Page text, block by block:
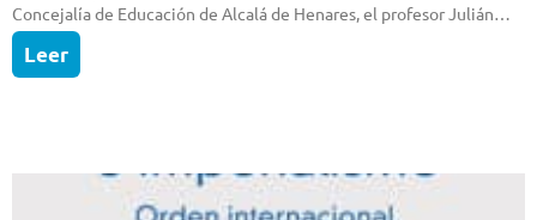
Concejalía de Educación de Alcalá de Henares, el profesor Julián…
Leer